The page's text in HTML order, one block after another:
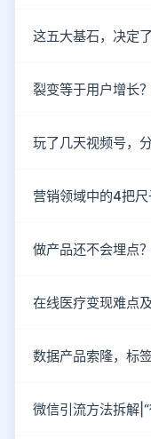
这五大基石，决定
裂变等于用户增长
玩了几天视频号，
营销领域中的4把
做产品还不会埋点
在线医疗变现难点
数据产品索隆，标
微信引流方法拆解